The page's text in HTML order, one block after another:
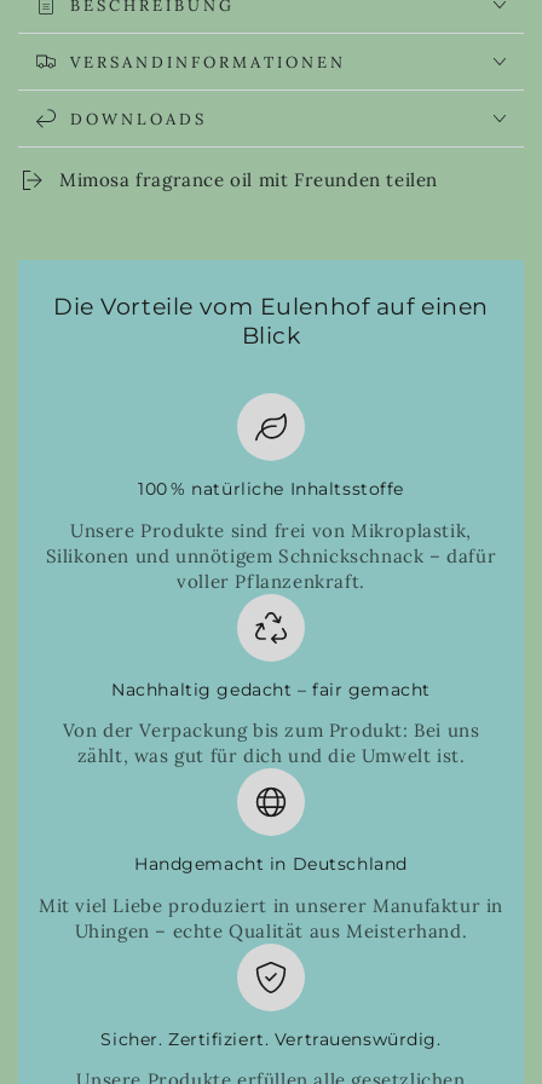
BESCHREIBUNG
VERSANDINFORMATIONEN
DOWNLOADS
Mimosa fragrance oil mit Freunden teilen
Die Vorteile vom Eulenhof auf einen
Blick
100 % natürliche Inhaltsstoffe
Unsere Produkte sind frei von Mikroplastik,
Silikonen und unnötigem Schnickschnack – dafür
voller Pflanzenkraft.
Nachhaltig gedacht – fair gemacht
Von der Verpackung bis zum Produkt: Bei uns
zählt, was gut für dich und die Umwelt ist.
Handgemacht in Deutschland
Mit viel Liebe produziert in unserer Manufaktur in
Uhingen – echte Qualität aus Meisterhand.
Sicher. Zertifiziert. Vertrauenswürdig.